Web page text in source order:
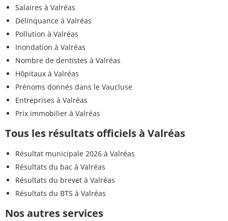
Salaires à Valréas
Délinquance à Valréas
Pollution à Valréas
Inondation à Valréas
Nombre de dentistes à Valréas
Hôpitaux à Valréas
Prénoms donnés dans le Vaucluse
Entreprises à Valréas
Prix immobilier à Valréas
Tous les résultats officiels à Valréas
Résultat municipale 2026 à Valréas
Résultats du bac à Valréas
Résultats du brevet à Valréas
Résultats du BTS à Valréas
Nos autres services